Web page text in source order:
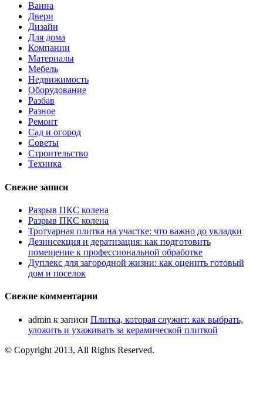
Ванна
Двери
Дизайн
Для дома
Компании
Материалы
Мебель
Недвижимость
Оборудование
Разбав
Разное
Ремонт
Сад и огород
Советы
Строительство
Техника
Свежие записи
Разрыв ПКС колена
Разрыв ПКС колена
Тротуарная плитка на участке: что важно до укладки
Дезинсекция и дератизация: как подготовить
помещение к профессиональной обработке
Дуплекс для загородной жизни: как оценить готовый
дом и поселок
Свежие комментарии
admin к записи Плитка, которая служит: как выбрать,
уложить и ухаживать за керамической плиткой
© Copyright 2013, All Rights Reserved.